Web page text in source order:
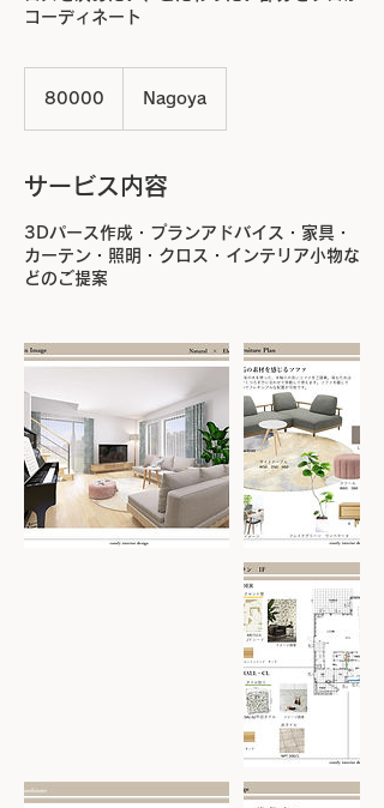
コーディネート
80000 Nagoya
サービス内容
3Dパース作成・プランアドバイス・家具・
カーテン・照明・クロス・インテリア小物な
どのご提案